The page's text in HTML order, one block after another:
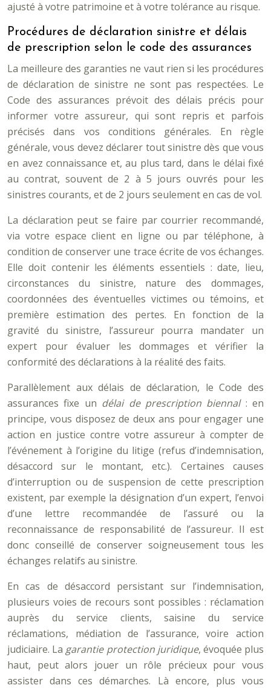
ajusté à votre patrimoine et à votre tolérance au risque.
Procédures de déclaration sinistre et délais
de prescription selon le code des assurances
La meilleure des garanties ne vaut rien si les procédures
de déclaration de sinistre ne sont pas respectées. Le
Code des assurances prévoit des délais précis pour
informer votre assureur, qui sont repris et parfois
précisés dans vos conditions générales. En règle
générale, vous devez déclarer tout sinistre dès que vous
en avez connaissance et, au plus tard, dans le délai fixé
au contrat, souvent de 2 à 5 jours ouvrés pour les
sinistres courants, et de 2 jours seulement en cas de vol.
La déclaration peut se faire par courrier recommandé,
via votre espace client en ligne ou par téléphone, à
condition de conserver une trace écrite de vos échanges.
Elle doit contenir les éléments essentiels : date, lieu,
circonstances du sinistre, nature des dommages,
coordonnées des éventuelles victimes ou témoins, et
première estimation des pertes. En fonction de la
gravité du sinistre, l’assureur pourra mandater un
expert pour évaluer les dommages et vérifier la
conformité des déclarations à la réalité des faits.
Parallèlement aux délais de déclaration, le Code des
assurances fixe un délai de prescription biennal: en
principe, vous disposez de deux ans pour engager une
action en justice contre votre assureur à compter de
l’événement à l’origine du litige (refus d’indemnisation,
désaccord sur le montant, etc.). Certaines causes
d’interruption ou de suspension de cette prescription
existent, par exemple la désignation d’un expert, l’envoi
d’une lettre recommandée de l’assuré ou la
reconnaissance de responsabilité de l’assureur. Il est
donc conseillé de conserver soigneusement tous les
échanges relatifs au sinistre.
En cas de désaccord persistant sur l’indemnisation,
plusieurs voies de recours sont possibles : réclamation
auprès du service clients, saisine du service
réclamations, médiation de l’assurance, voire action
judiciaire. La garantie protection juridique, évoquée plus
haut, peut alors jouer un rôle précieux pour vous
assister dans ces démarches. Là encore, plus vous